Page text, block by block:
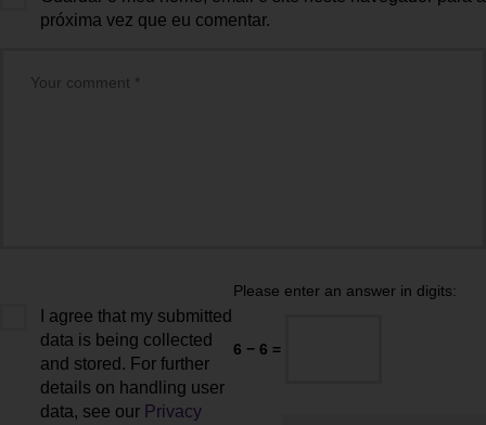
próxima vez que eu comentar.
I agree that my submitted
data is being collected
and stored. For further
details on handling user
data, see our Privacy
Please enter an answer in digits:
6 − 6 =